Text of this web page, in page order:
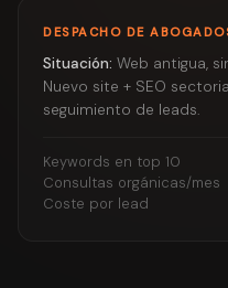
DESPACHO DE
Situación: Web antigua,
Nuevo site + SEO
seguimiento de leads.
Keywords en top 10
Consultas orgánicas/mes
Coste por lead